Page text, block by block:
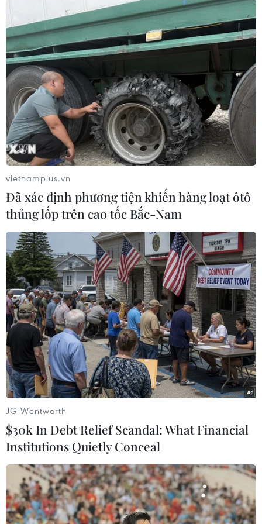
(TTXVN/Vietnam+)
#dù lượn đường trường Putaleng
#phi công
#bộ môn dù lượn
#thể thao mạo hiểm Lai Châu
Theo dõi VietnamPlus
TIN LIÊN QUAN
vietnamplus.vn
Đã xác định phương tiện khiến hàng loạt ôtô
thủng lốp trên cao tốc Bắc-Nam
JG Wentworth
$30k In Debt Relief Scandal: What Financial
Institutions Quietly Conceal